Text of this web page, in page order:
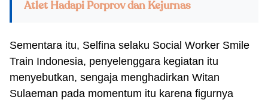
Atlet Hadapi Porprov dan Kejurnas
Sementara itu, Selfina selaku Social Worker Smile
Train Indonesia, penyelenggara kegiatan itu
menyebutkan, sengaja menghadirkan Witan
Sulaeman pada momentum itu karena figurnya